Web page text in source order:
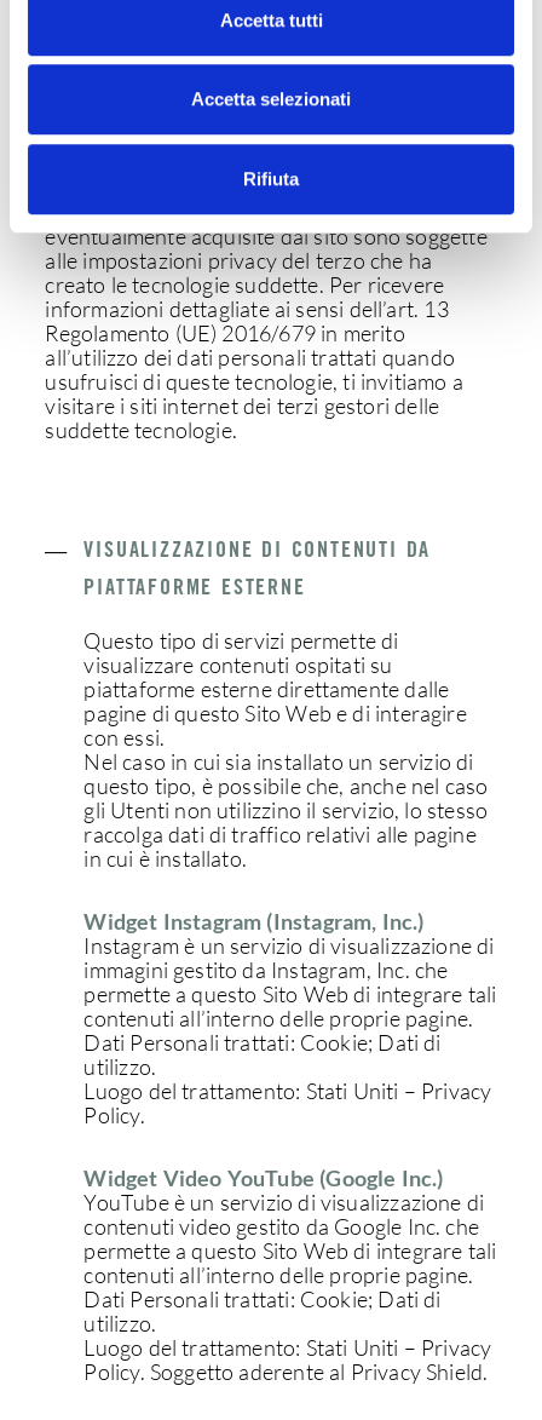
Accetta tutti
Accetta selezionati
Rifiuta
ALTRE TECNOLOGIE (ES. PLUGIN,
WIDGET, LOCAL STORAGE, ETC.)
Questi servizi permettono di effettuare
piattaforme esterne, direttamente dalle pagine
di un sito. Le interazioni e le informazioni
eventualmente acquisite dal sito sono soggette
alle impostazioni privacy del terzo che ha
creato le tecnologie suddette. Per ricevere
informazioni dettagliate ai sensi dell’art. 13
Regolamento (UE) 2016/679 in merito
all’utilizzo dei dati personali trattati quando
usufruisci di queste tecnologie, ti invitiamo a
visitare i siti internet dei terzi gestori delle
suddette tecnologie.
VISUALIZZAZIONE DI CONTENUTI DA
PIATTAFORME ESTERNE
Questo tipo di servizi permette di
visualizzare contenuti ospitati su
piattaforme esterne direttamente dalle
pagine di questo Sito Web e di interagire
con essi.
Nel caso in cui sia installato un servizio di
questo tipo, è possibile che, anche nel caso
gli Utenti non utilizzino il servizio, lo stesso
raccolga dati di traffico relativi alle pagine
in cui è installato.
Widget Instagram (Instagram, Inc.)
Instagram è un servizio di visualizzazione di
immagini gestito da Instagram, Inc. che
permette a questo Sito Web di integrare tali
contenuti all’interno delle proprie pagine.
Dati Personali trattati: Cookie; Dati di
utilizzo.
Luogo del trattamento: Stati Uniti – Privacy
Policy.
Widget Video YouTube (Google Inc.)
YouTube è un servizio di visualizzazione di
contenuti video gestito da Google Inc. che
permette a questo Sito Web di integrare tali
contenuti all’interno delle proprie pagine.
Dati Personali trattati: Cookie; Dati di
utilizzo.
Luogo del trattamento: Stati Uniti – Privacy
Policy. Soggetto aderente al Privacy Shield.